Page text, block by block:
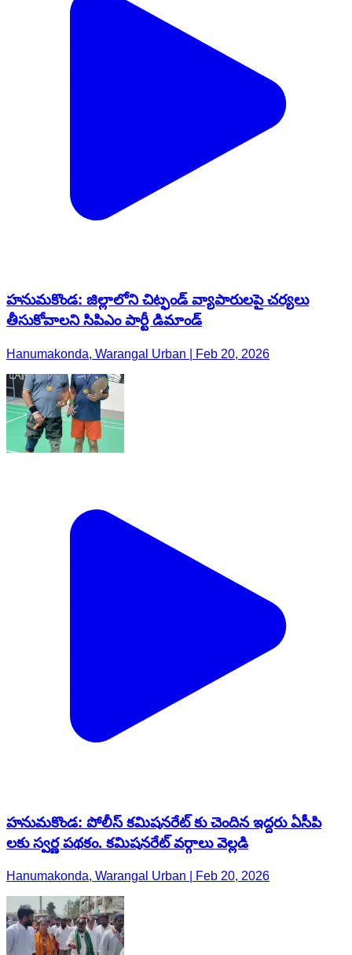
హనుమకొండ: జిల్లాలోని చిట్ఫండ్ వ్యాపారులపై చర్యలు
తీసుకోవాలని సిపిఎం పార్టీ డిమాండ్
Hanumakonda, Warangal Urban | Feb 20, 2026
హనుమకొండ: పోలీస్ కమిషనరేట్ కు చెందిన ఇద్దరు ఏసీపి
లకు స్వర్ణ పథకం. కమిషనరేట్ వర్గాలు వెల్లడి
Hanumakonda, Warangal Urban | Feb 20, 2026